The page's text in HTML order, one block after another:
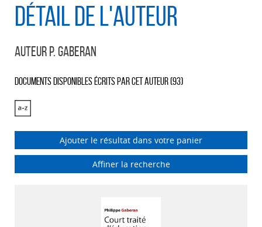
Détail de l'auteur
Auteur P. Gaberan
Documents disponibles écrits par cet auteur (93)
Ajouter le résultat dans votre panier
Affiner la recherche